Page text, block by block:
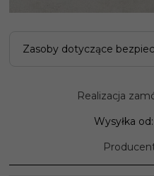
Zasoby dotyczące
Realizacja
Wysyłka od: